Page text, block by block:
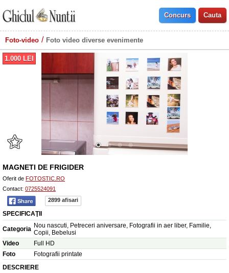
Foto-video Foto video diverse evenimente
1.000 LEI
MAGNETI DE FRIGIDER
Oferit de FOTOSTIC.RO
Contact: 0725524091
2899 afisari
SPECIFICAŢII
Categoria Nou nascuti, Petreceri aniversare, Fotografii in aer liber, Familie,
Copii, Bebelusi
Video
Full HD
Foto
Fotografii printate
DESCRIERE